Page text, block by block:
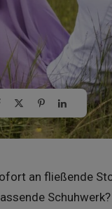
an fließende
Schuhwerk?